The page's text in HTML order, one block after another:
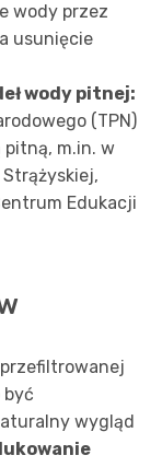
wody przez
usunięcie
wody pitnej:
(TPN)
m.in. w
Edukacji
być
wygląd